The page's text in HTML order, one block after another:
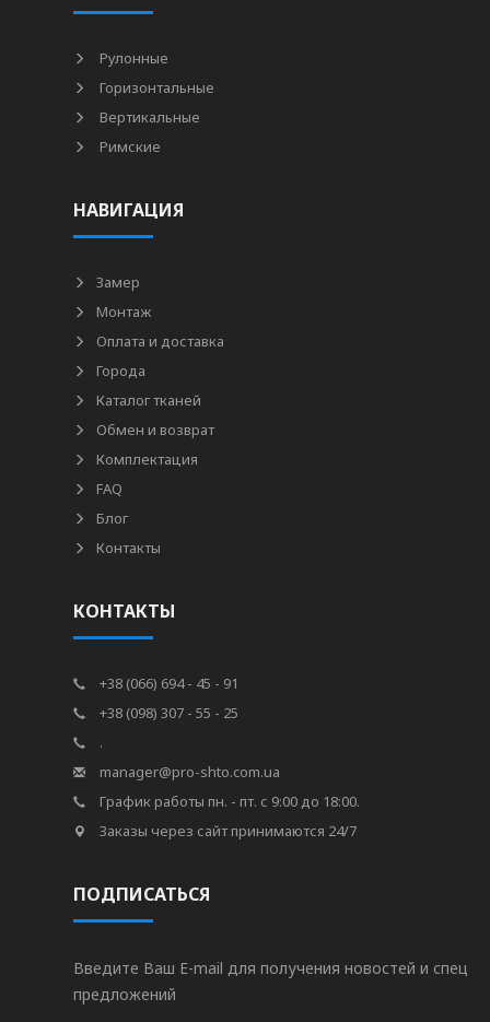
Рулонные
Горизонтальные
Вертикальные
Римские
НАВИГАЦИЯ
Замер
Монтаж
Оплата и доставка
Города
Каталог тканей
Обмен и возврат
Комплектация
FAQ
Блог
Контакты
КОНТАКТЫ
+38 (066) 694 - 45 - 91
+38 (098) 307 - 55 - 25
.
manager@pro-shto.com.ua
График работы пн. - пт. с 9:00 до 18:00.
Заказы через сайт принимаются 24/7
ПОДПИСАТЬСЯ
Введите Ваш E-mail для получения новостей и спец
предложений